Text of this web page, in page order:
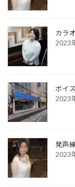
カラ
2023
ボイ
2023
発声
2023